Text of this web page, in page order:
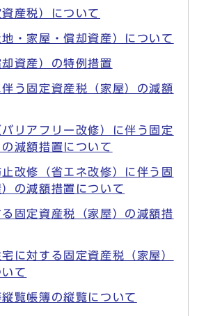
産税）について
・家屋・償却資産）について
資産）の特例措置
う固定資産税（家屋）の減額
リアフリー改修）に伴う固定
減額措置について
改修（省エネ改修）に伴う固
の減額措置について
固定資産税（家屋）の減額措
に対する固定資産税（家屋）
て
覧帳簿の縦覧について